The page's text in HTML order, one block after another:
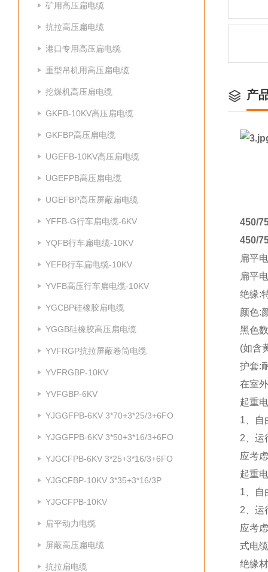
矿用高压扁电缆
抗拉高压扁电缆
港口专用高压扁电缆
重型吊机用高压扁电缆
挖煤机高压扁电缆
GKFB-10KV高压扁电缆
GKFBP高压扁电缆
UGEFB-10KV高压扁电缆
UGEFPB高压扁电缆
UGEFBP高压屏蔽扁电缆
YFFB-G行车扁电缆-6KV
YQFB行车扁电缆-10KV
YEFB行车扁电缆-10KV
YVFB高压行车扁电缆-10KV
YGCBP硅橡胶扁电缆
YGGB硅橡胶高压扁电缆
YVFRGP抗拉屏蔽卷筒电缆
YVFRGBP-10KV
YVFGBP-6KV
YJGGFPB-6KV 3*70+3*25/3+6FO
YJGGFPB-6KV 3*50+3*16/3+6FO
YJGCFPB-6KV 3*25+3*16/3+6FO
YJGCFBP-10KV 3*35+3*16/3P
YJGCFPB-10KV
扁平动力电缆
屏蔽高压扁电缆
抗拉扁电缆
产
450/
450/
扁平
扁平
绝缘:
颜色:
黑色
(如含
护套:
在室
起重
1、自
2、运
应考
起重
1、自
2、运
应考
式电
绝缘